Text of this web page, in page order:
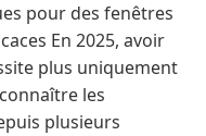
pour des fenêtres
En 2025, avoir
plus uniquement
les
plusieurs